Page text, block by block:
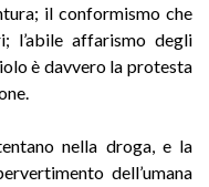
il conformismo che
l’abile affarismo degli
è davvero la protesta
nella droga, e la
dell’umana